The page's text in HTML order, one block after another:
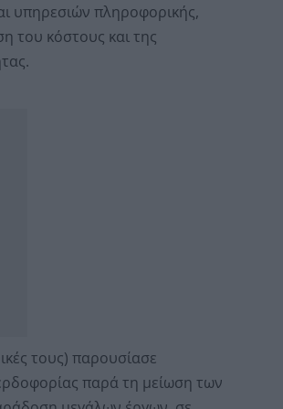
υπηρεσιών πληροφορικής,
του κόστους και της
τους) παρουσίασε
παρά τη μείωση των